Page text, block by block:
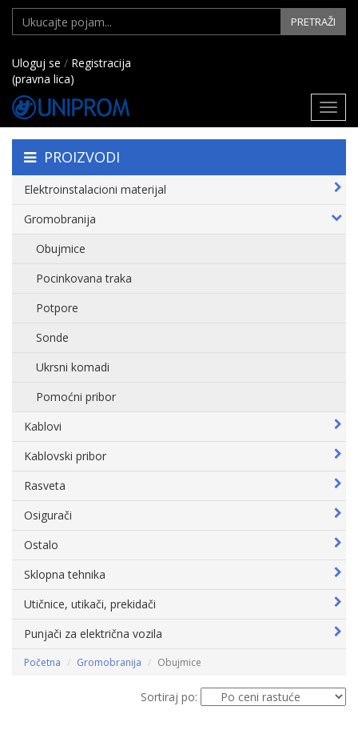
PRETRAŽI
Uloguj se / Registracija
(pravna lica)
PROIZVODI
Elektroinstalacioni materijal
Gromobranija
Obujmice
Pocinkovana traka
Potpore
Sonde
Ukrsni komadi
Pomoćni pribor
Kablovi
Kablovski pribor
Rasveta
Osigurači
Ostalo
Sklopna tehnika
Utičnice, utikači, prekidači
Punjači za električna vozila
Početna Gromobranija Obujmice
Sortiraj po: